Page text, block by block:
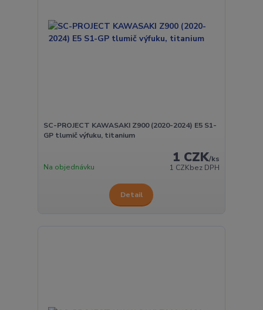
SC-PROJECT KAWASAKI Z900 (2020-2024) E5 S1-
GP tlumič výfuku, titanium
1 CZK/ks
1 CZKbez DPH
Na objednávku
Detail